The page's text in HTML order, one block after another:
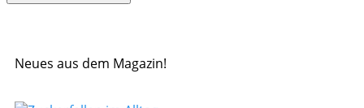
Neues aus dem Magazin!